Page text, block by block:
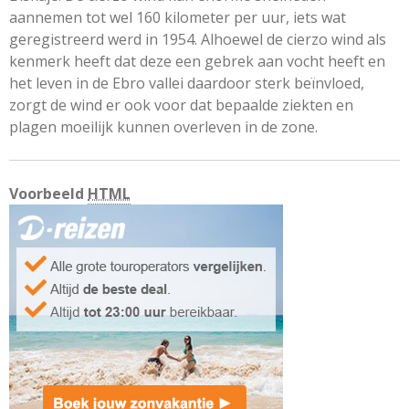
aannemen tot wel 160 kilometer per uur, iets wat
geregistreerd werd in 1954. Alhoewel de cierzo wind als
kenmerk heeft dat deze een gebrek aan vocht heeft en
het leven in de Ebro vallei daardoor sterk beïnvloed,
zorgt de wind er ook voor dat bepaalde ziekten en
plagen moeilijk kunnen overleven in de zone.
Voorbeeld HTML